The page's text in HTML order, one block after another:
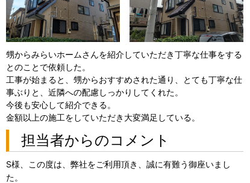
甥からみらいホームさんを紹介していただき丁寧な仕事をする
とのことで依頼した。
工事が始まると、甥からおすすめされた通り、とても丁寧な仕
事ぶりと、近隣への配慮しっかりしてくれた。
今後も安心して紹介できる。
金額以上の施工をしていただき大変満足している。
担当者からのコメント
S様、この度は、弊社をご利用頂き、誠に有難う御座いまし
た。